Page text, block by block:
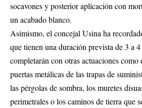
socavones y posterior aplicación con
un acabado blanco.
Asimismo, el concejal Usina ha
que tienen una duración prevista de 3 a 4
completarán con otras actuaciones como
puertas metálicas de las trapas de
las pérgolas de sombra, los muretes
perimetrales o los caminos de tierra que